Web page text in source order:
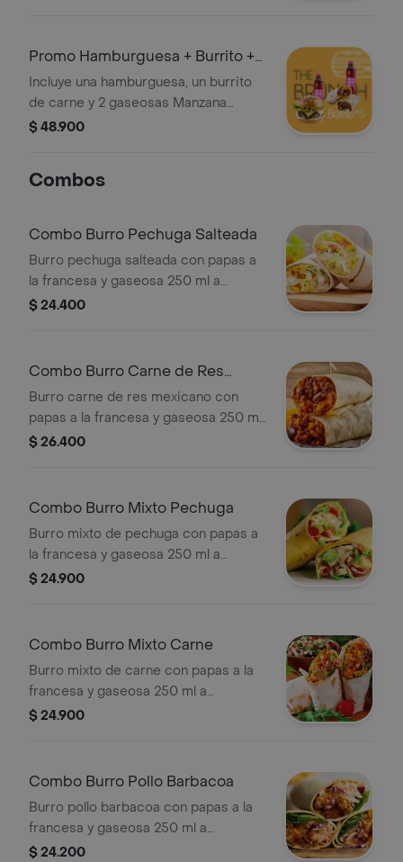
Promo Hamburguesa + Burrito +
2 Gaseosas
Incluye una hamburguesa, un burrito
de carne y 2 gaseosas Manzana
Postobón.
$ 48.900
Combos
Combo Burro Pechuga Salteada
Burro pechuga salteada con papas a
la francesa y gaseosa 250 ml a
elección..
$ 24.400
Combo Burro Carne de Res
Mexicano
Burro carne de res mexicano con
papas a la francesa y gaseosa 250 ml
a elección.
$ 26.400
Combo Burro Mixto Pechuga
Burro mixto de pechuga con papas a
la francesa y gaseosa 250 ml a
elección.
$ 24.900
Combo Burro Mixto Carne
Burro mixto de carne con papas a la
francesa y gaseosa 250 ml a
elección.
$ 24.900
Combo Burro Pollo Barbacoa
Burro pollo barbacoa con papas a la
francesa y gaseosa 250 ml a
elección.
$ 24.200